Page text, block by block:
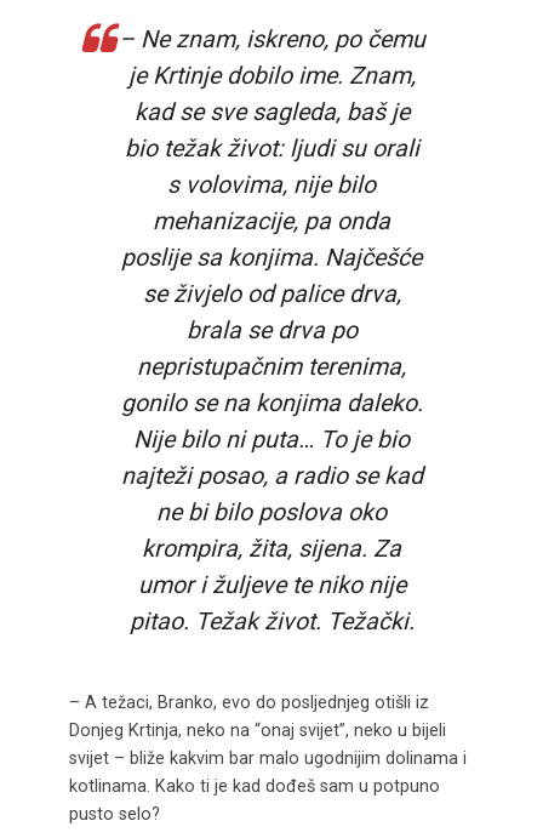
– Ne znam, iskreno, po čemu
je Krtinje dobilo ime. Znam,
kad se sve sagleda, baš je
bio težak život: ljudi su orali
s volovima, nije bilo
mehanizacije, pa onda
poslije sa konjima. Najčešće
se živjelo od palice drva,
brala se drva po
nepristupačnim terenima,
gonilo se na konjima daleko.
Nije bilo ni puta… To je bio
najteži posao, a radio se kad
ne bi bilo poslova oko
krompira, žita, sijena. Za
umor i žuljeve te niko nije
pitao. Težak život. Težački.
– A težaci, Branko, evo do posljednjeg otišli iz
Donjeg Krtinja, neko na “onaj svijet”, neko u bijeli
svijet – bliže kakvim bar malo ugodnijim dolinama i
kotlinama. Kako ti je kad dođeš sam u potpuno
pusto selo?